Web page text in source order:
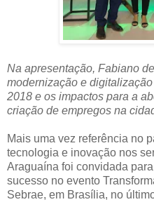
Na apresentação, Fabiano
modernização e
2018 e os impactos para a
criação de empregos na
Mais uma vez referência no
tecnologia e inovação nos
Araguaína foi convidada
sucesso no evento
Sebrae, em Brasília, no